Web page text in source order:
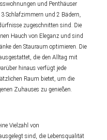
und Penthäuser
Schlafzimmern und 2 Bädern,
zugeschnitten sind. Die
Hauch von Eleganz und sind
den Stauraum optimieren. Die
die den Alltag mit
hinaus verfügt jede
Raum bietet, um die
Zuhauses zu genießen.
Vielzahl von
sind, die Lebensqualität